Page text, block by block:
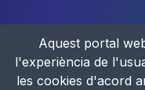
Aquest portal
l'experiència de
les cookies d'acord